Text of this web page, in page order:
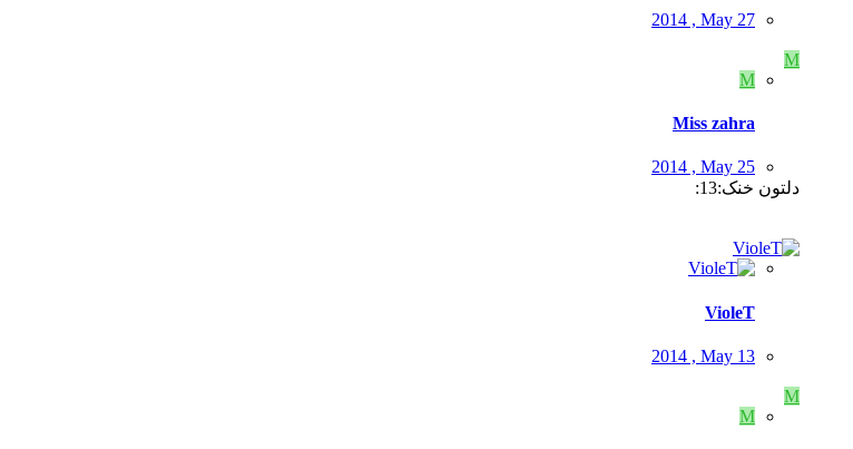
2014 , May 27
M
M
Miss zahra
2014 , May 25
دلتون خنک:13:
VioleT
2014 , May 13
M
M